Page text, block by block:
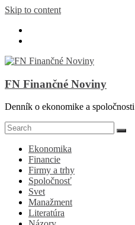
Skip to content
FN Finančné Noviny
Denník o ekonomike a spoločnosti
Ekonomika
Financie
Firmy a trhy
Spoločnosť
Svet
Manažment
Literatúra